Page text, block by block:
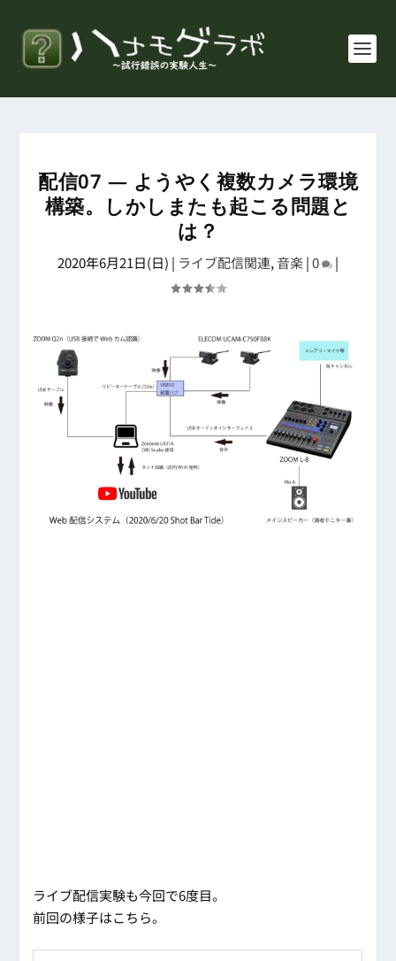
配信07 ― ようやく複数カメラ環境
構築。しかしまたも起こる問題と
は？
2020年6月21日(日) | ライブ配信関連, 音楽|0 |
ライブ配信実験も今回で6度目。
前回の様子はこちら。